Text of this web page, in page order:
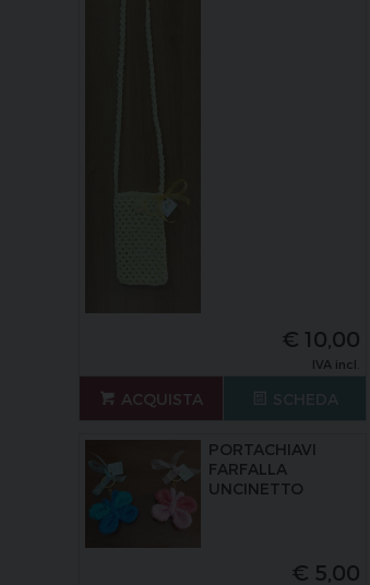
€ 10,00
IVA incl.
ACQUISTA
PORTACHIAVI
FARFALLA
UNCINETTO
€ 5,00